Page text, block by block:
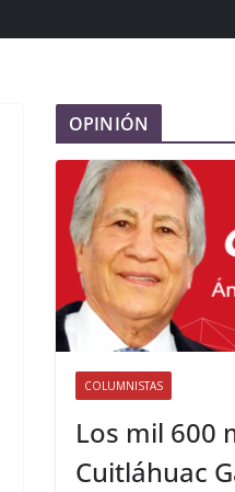
OPINIÓN
COLUMNISTAS
Los mil 600
Cuitláhuac